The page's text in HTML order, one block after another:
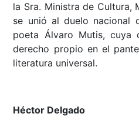
la Sra. Ministra de Cultura,
se unió al duelo nacional
poeta Álvaro Mutis,
derecho propio en el
literatura universal.
Héctor Delgado